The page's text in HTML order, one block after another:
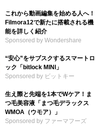
これから動画編集を始める人へ！
Filmora12で新たに搭載される機
能を詳しく紹介
Sponsored by Wondershare
“安心”をサブスクするスマートロ
ック「bitlock MINI」
Sponsored by ビットキー
生え際と先端を1本でWケア！ま
つ毛美容液「まつ毛デラックス
WMOA（ウモア）」
Sponsored by ファーマフーズ